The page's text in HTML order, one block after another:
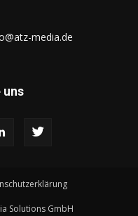
media.de
uns
Solutions GmbH